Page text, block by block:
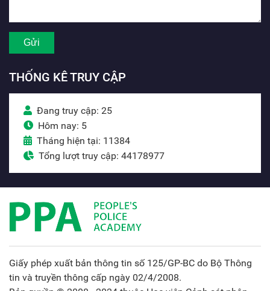
THỐNG KÊ TRUY CẬP
Đang truy cập: 25
Hôm nay: 5
Tháng hiện tại: 11384
Tổng lượt truy cập: 44178977
Giấy phép xuất bản thông tin số 125/GP-BC do Bộ Thông
tin và truyền thông cấp ngày 02/4/2008.